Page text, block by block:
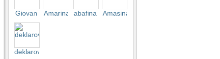
Giovan Amarina abafina Amasina
deklarov